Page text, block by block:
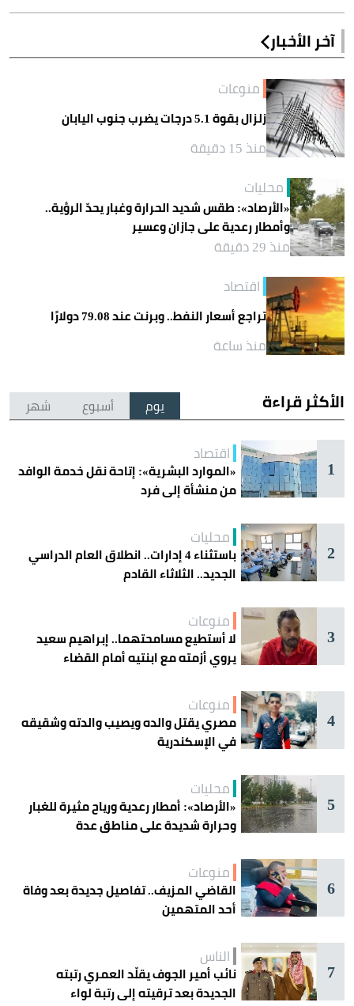
آخر الأخبار
منوعات
زلزال بقوة 5.1 درجات يضرب جنوب اليابان
منذ 15 دقيقة
محليات
«الأرصاد»: طقس شديد الحرارة وغبار يحدّ الرؤية..
وأمطار رعدية على جازان وعسير
منذ 29 دقيقة
اقتصاد
تراجع أسعار النفط.. وبرنت عند 79.08 دولارًا
منذ ساعة
الأكثر قراءة يوم أسبوع شهر
1
اقتصاد
«الموارد البشرية»: إتاحة نقل خدمة الوافد
من منشأة إلى فرد
2
محليات
باستثناء 4 إدارات.. انطلاق العام الدراسي
الجديد.. الثلاثاء القادم
3
منوعات
لا أستطيع مسامحتهما.. إبراهيم سعيد
يروي أزمته مع ابنتيه أمام القضاء
4
منوعات
مصري يقتل والده ويصيب والدته وشقيقه
في الإسكندرية
5
محليات
«الأرصاد»: أمطار رعدية ورياح مثيرة للغبار
وحرارة شديدة على مناطق عدة
6
منوعات
القاضي المزيف.. تفاصيل جديدة بعد وفاة
أحد المتهمين
7
الناس
نائب أمير الجوف يقلّد العمري رتبته
الجديدة بعد ترقيته إلى رتبة لواء